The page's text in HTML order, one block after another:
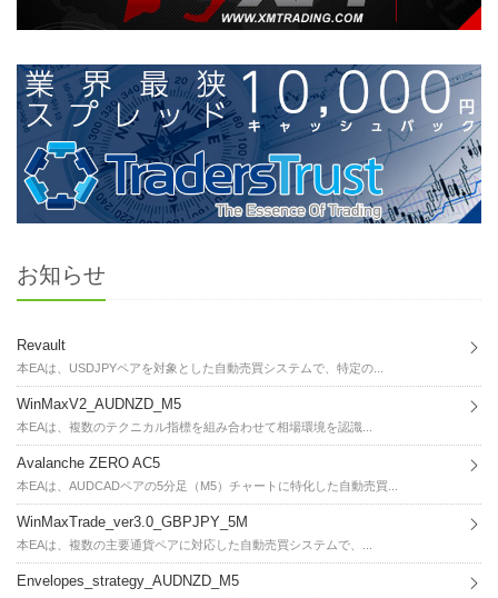
お知らせ
Revault
本EAは、USDJPYペアを対象とした自動売買システムで、特定の...
WinMaxV2_AUDNZD_M5
本EAは、複数のテクニカル指標を組み合わせて相場環境を認識...
Avalanche ZERO AC5
本EAは、AUDCADペアの5分足（M5）チャートに特化した自動売買...
WinMaxTrade_ver3.0_GBPJPY_5M
本EAは、複数の主要通貨ペアに対応した自動売買システムで、...
Envelopes_strategy_AUDNZD_M5